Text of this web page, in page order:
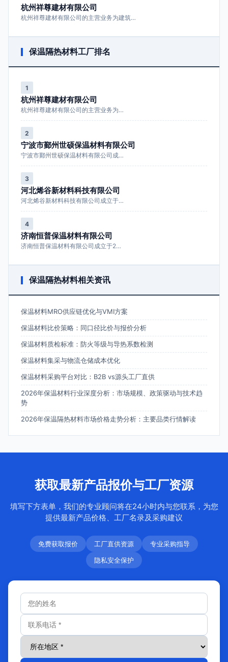
杭州祥尊建材有限公司
杭州祥尊建材有限公司的主营业务为建筑…
保温隔热材料工厂排名
1
杭州祥尊建材有限公司
杭州祥尊建材有限公司的主营业务为…
2
宁波市鄞州世硕保温材料有限公司
宁波市鄞州世硕保温材料有限公司成…
3
河北烯谷新材料科技有限公司
河北烯谷新材料科技有限公司成立于…
4
济南恒普保温材料有限公司
济南恒普保温材料有限公司成立于2…
保温隔热材料相关资讯
保温材料MRO供应链优化与VMI方案
保温材料比价策略：同口径比价与报价分析
保温材料质检标准：防火等级与导热系数检测
保温材料集采与物流仓储成本优化
保温材料采购平台对比：B2B vs源头工厂直供
2026年保温材料行业深度分析：市场规模、政策驱动与技术趋
势
2026年保温隔热材料市场价格走势分析：主要品类行情解读
获取最新产品报价与工厂资源
填写下方表单，我们的专业顾问将在24小时内与您联系，为您
提供最新产品价格、工厂名录及采购建议
免费获取报价 工厂直供资源
专业采购指导
隐私安全保护